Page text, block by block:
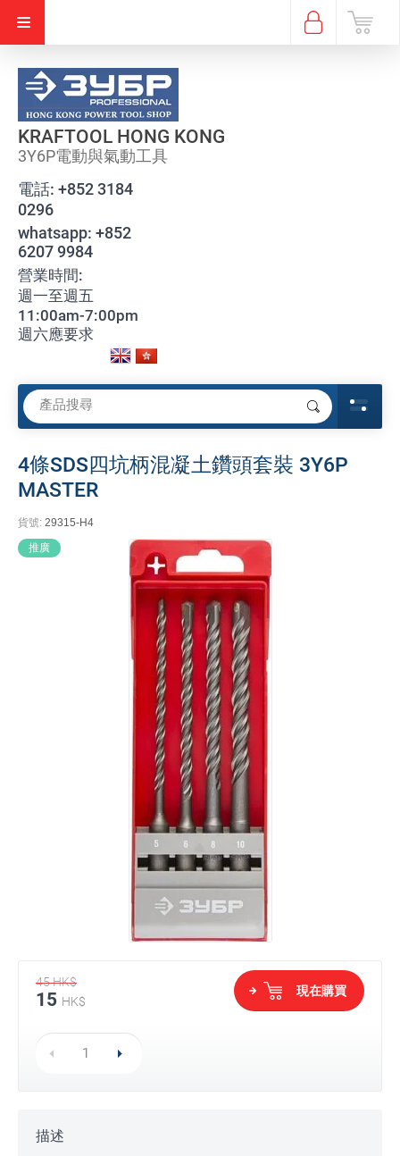
KRAFTOOL HONG KONG
3Y6P電動與氣動工具
電話: +852 3184
0296
whatsapp: +852
6207 9984
營業時間:
週一至週五
11:00am-7:00pm
週六應要求
4條SDS四坑柄混凝土鑽頭套裝 3Y6P
MASTER
貨號: 29315-H4
推廣
45HK$
15 HK$
現在購買
描述